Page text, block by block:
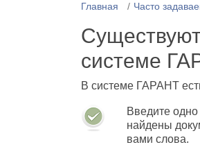
Главная Часто
системе
В системе ГАРАНТ
Введите
найдены
вами слова.